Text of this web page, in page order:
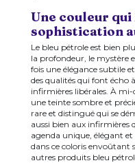
Une couleur
sophistication
Le bleu pétrole est bien
la profondeur, le mystère
fois une élégance subtile
des qualités qui font écho
infirmières libérales. À
une teinte sombre et
rare et distingué qui se
aussi bien aux
agenda unique, élégant
dans ce coloris envoûtant
autres produits bleu